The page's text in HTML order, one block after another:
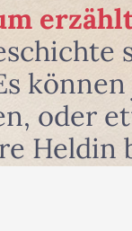
oder
Heldin